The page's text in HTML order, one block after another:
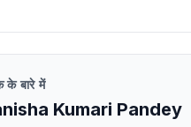
बारे में
Kumari Pandey